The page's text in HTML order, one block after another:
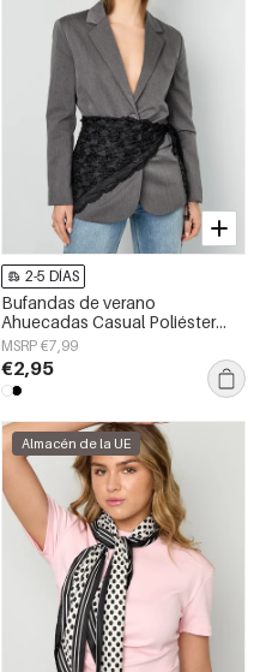
2-5 DÍAS
Bufandas de verano
Ahuecadas Casual Poliéster
Accesorios Diarios
MSRP €7,99
€2,95
Almacén de la UE